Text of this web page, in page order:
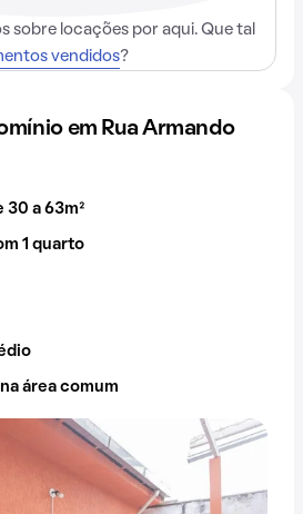
sobre locações por aqui. Que tal
vendidos?
em Rua Armando
a 63m²
1 quarto
área comum